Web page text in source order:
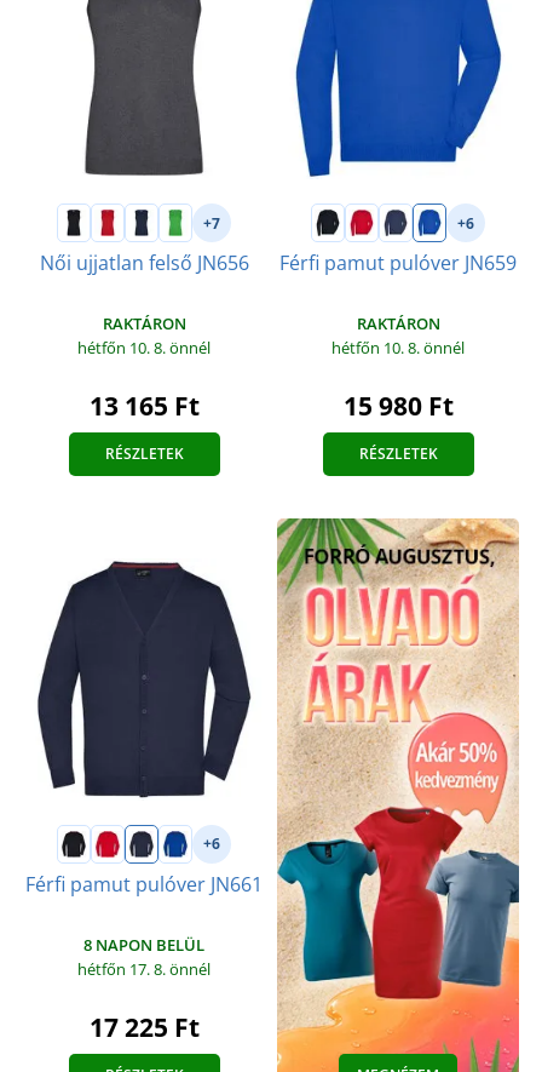
+7
Női ujjatlan felső JN656
RAKTÁRON
hétfőn 10. 8.önnél
13 165 Ft
RÉSZLETEK
+6
Férfi pamut pulóver JN659
RAKTÁRON
hétfőn 10. 8.önnél
15 980 Ft
RÉSZLETEK
+6
Férfi pamut pulóver JN661
8 NAPON BELÜL
hétfőn 17. 8.önnél
17 225 Ft